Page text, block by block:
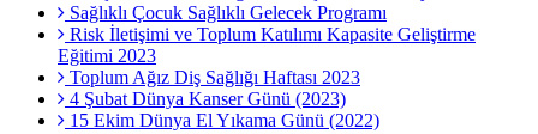
Sağlıklı Çocuk Sağlıklı Gelecek Programı
Risk İletişimi ve Toplum Katılımı Kapasite Geliştirme
Eğitimi 2023
Toplum Ağız Diş Sağlığı Haftası 2023
4 Şubat Dünya Kanser Günü (2023)
15 Ekim Dünya El Yıkama Günü (2022)